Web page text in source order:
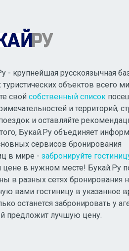
- крупнейшая русскоязычная
объектов всего
свой собственный список
и территорий,
и оставляйте
Букай.Ру объединяет
сервисов бронирования
в мире - забронируйте
цене в нужном месте! Букай.Ру
в разных сетях бронирования
вами гостиницу в указанное
останется забронировать у
предложит лучшую цену.